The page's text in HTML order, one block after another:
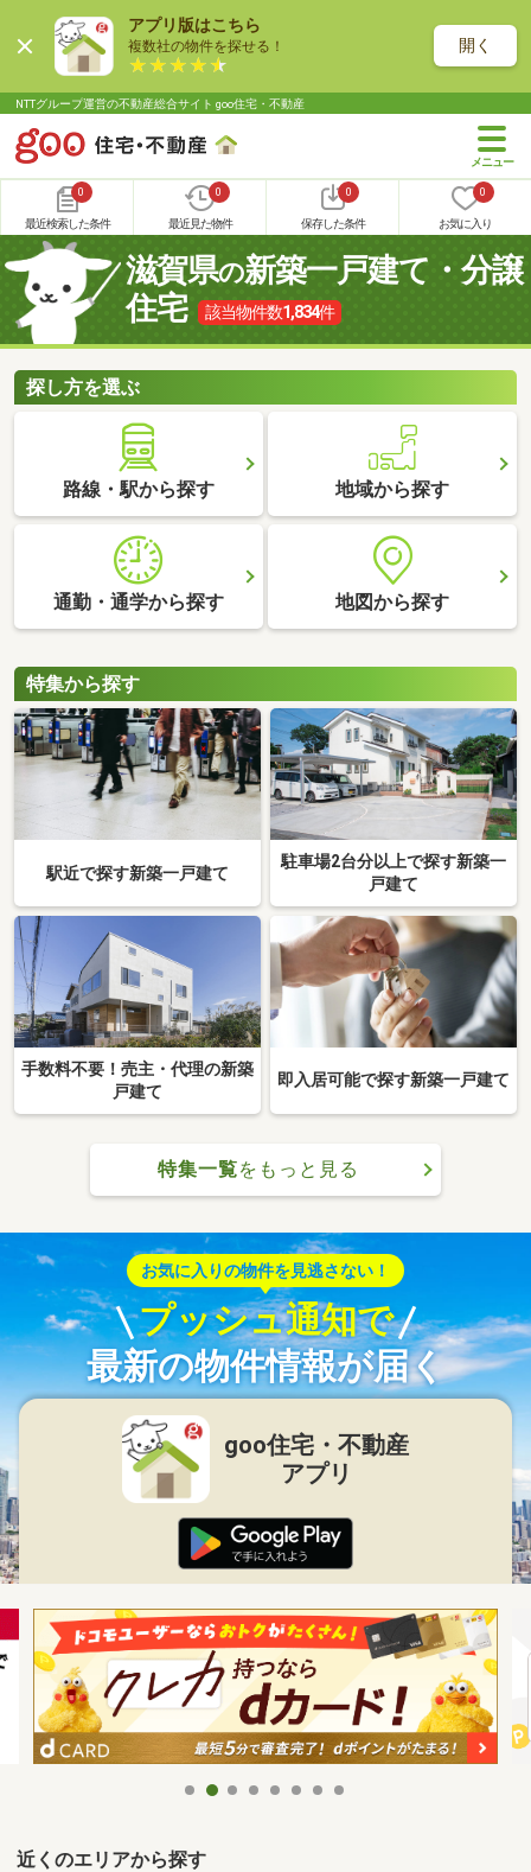
アプリ版はこちら
複数社の物件を探せる！ 開く
NTTグループ運営の不動産総合サイト goo住宅・不動産
0
最近検索した条件
0
最近見た物件
0
保存した条件
0
お気に入り
滋賀県の新築一戸建て・分譲
住宅
該当物件数1,834件
探し方を選ぶ
路線・駅から探す 地域から探す
通勤・通学から探す 地図から探す
特集から探す
駅近で探す新築一戸建て
駐車場2台分以上で探す新築一
戸建て
手数料不要！売主・代理の新築
戸建て
即入居可能で探す新築一戸建て
特集一覧をもっと見る
お気に入りの物件を見逃さない！
プッシュ通知で
最新の物件情報が届く
goo住宅・不動産
アプリ
近くのエリアから探す